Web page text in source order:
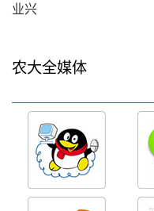
业兴
农大全媒体